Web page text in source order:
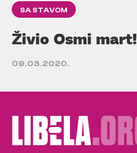
SA STAVOM
Živio Osmi mart!
09.03.2020.